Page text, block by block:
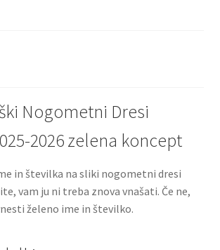
Nogometni Dresi
2026 zelena koncept
in številka na sliki nogometni dresi
vam ju ni treba znova vnašati. Če ne,
želeno ime in številko.